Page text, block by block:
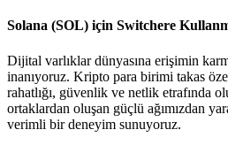
Solana (SOL) için Switchere
Dijital varlıklar dünyasına erişimin
inanıyoruz. Kripto para birimi takas
rahatlığı, güvenlik ve netlik etrafında
ortaklardan oluşan güçlü ağımızdan
verimli bir deneyim sunuyoruz.